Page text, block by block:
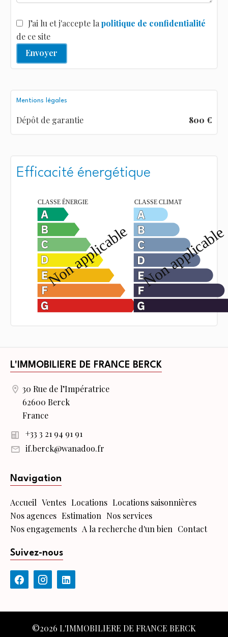
J’ai lu et j'accepte la politique de confidentialité
de ce site
Envoyer
Mentions légales
Dépôt de garantie 800 €
Efficacité énergétique
L'IMMOBILIERE DE FRANCE BERCK
30 Rue de l’Impératrice
62600 Berck
France
+33 3 21 94 91 91
if.berck@wanadoo.fr
Navigation
Accueil Ventes Locations Locations saisonnières
Nos agences Estimation Nos services
Nos engagements A la recherche d'un bien Contact
Suivez-nous
©2026 L'IMMOBILIERE DE FRANCE BERCK